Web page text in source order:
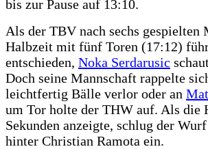
bis zur Pause auf 13:10.
Als der TBV nach sechs
Halbzeit mit fünf Toren (17:12)
entschieden, Noka Serdarusic
Doch seine Mannschaft rappelte
leichtfertig Bälle verlor oder an
um Tor holte der THW auf. Als die
Sekunden anzeigte, schlug der
hinter Christian Ramota ein.